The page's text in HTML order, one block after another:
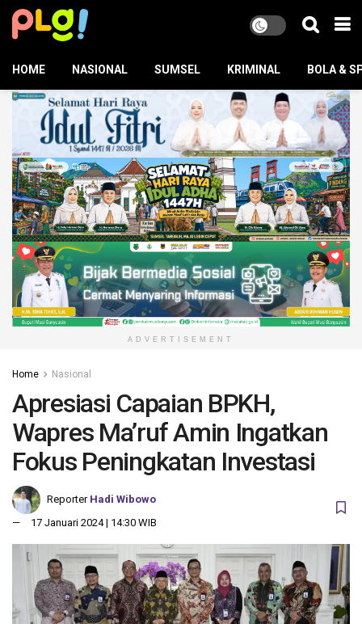
HOME NASIONAL SUMSEL KRIMINAL BOLA &
ADVERTISEMENT
Home Nasional
Apresiasi Capaian BPKH,
Wapres Ma’ruf Amin Ingatkan
Fokus Peningkatan Investasi
Reporter Hadi Wibowo
17 Januari 2024 | 14:30 WIB